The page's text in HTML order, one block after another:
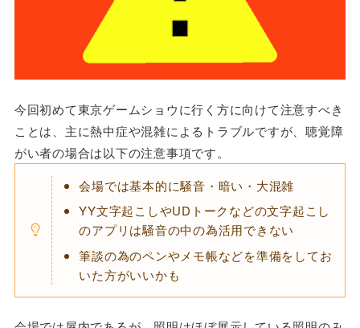
今回初めて東京ゲームショウに行く方に向けて注意すべき
ことは、主に熱中症や混雑によるトラブルですが、聴覚障
がい者の場合は以下の注意事項です。
会場では基本的に騒音・暗い・大混雑
YY文字起こしやUDトークなどの文字起こし
のアプリは騒音の中の為活用できない
筆談の為のペンやメモ帳などを準備をしてお
いた方がいいかも